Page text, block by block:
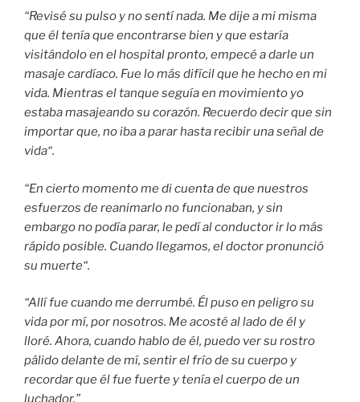
“Revisé su pulso y no sentí nada. Me dije a mi misma
que él tenía que encontrarse bien y que estaría
visitándolo en el hospital pronto, empecé a darle un
masaje cardíaco. Fue lo más difícil que he hecho en mi
vida. Mientras el tanque seguía en movimiento yo
estaba masajeando su corazón. Recuerdo decir que sin
importar que, no iba a parar hasta recibir una señal de
vida“.
“En cierto momento me di cuenta de que nuestros
esfuerzos de reanimarlo no funcionaban, y sin
embargo no podía parar, le pedí al conductor ir lo más
rápido posible. Cuando llegamos, el doctor pronunció
su muerte“.
“Allí fue cuando me derrumbé. Él puso en peligro su
vida por mí, por nosotros. Me acosté al lado de él y
lloré. Ahora, cuando hablo de él, puedo ver su rostro
pálido delante de mí, sentir el frío de su cuerpo y
recordar que él fue fuerte y tenía el cuerpo de un
luchador.”